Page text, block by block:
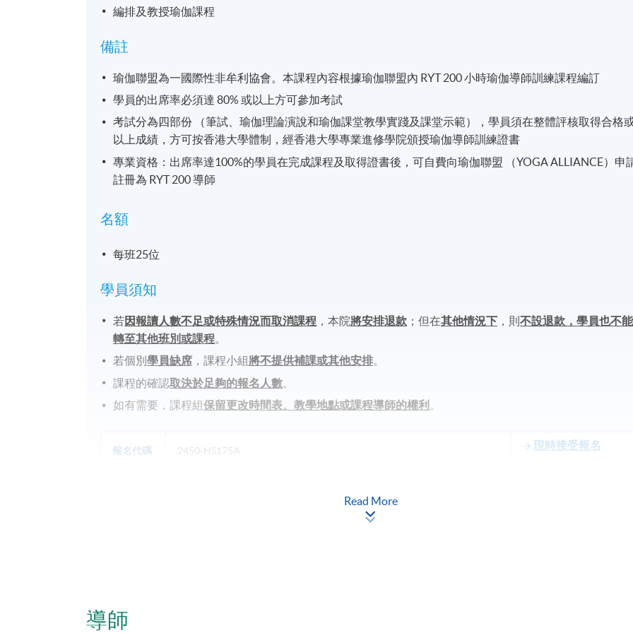
編排及教授瑜伽課程
備註
瑜伽聯盟為一國際性非牟利協會。本課程內容根據瑜伽聯盟內 RYT 200 小時瑜伽導師訓練課程編訂
學員的出席率必須達 80% 或以上方可參加考試
考試分為四部份 （筆試、瑜伽理論演說和瑜伽課堂教學實踐及課堂示範），學員須在整體評核取得合格
以上成績，方可按香港大學體制，經香港大學專業進修學院頒授瑜伽導師訓練證書
專業資格：出席率達100%的學員在完成課程及取得證書後，可自費向瑜伽聯盟 （YOGA ALLIANCE）申
註冊為 RYT 200 導師
名額
每班25位
學員須知
若因報讀人數不足或特殊情況而取消課程 ，本院將安排退款 ；但在其他情況下 ，則不設退款，學員也不能
轉至其他班別或課程。
若個別學員缺席 ，課程小組將不提供補課或其他安排。
課程的確認取決於足夠的報名人數。
如有需要，課程組保留更改時間表、教學地點或課程導師的權利 。
報名代碼 2450-HS175A 現時接受報名
*Subject to be confirmed
Read More
導師